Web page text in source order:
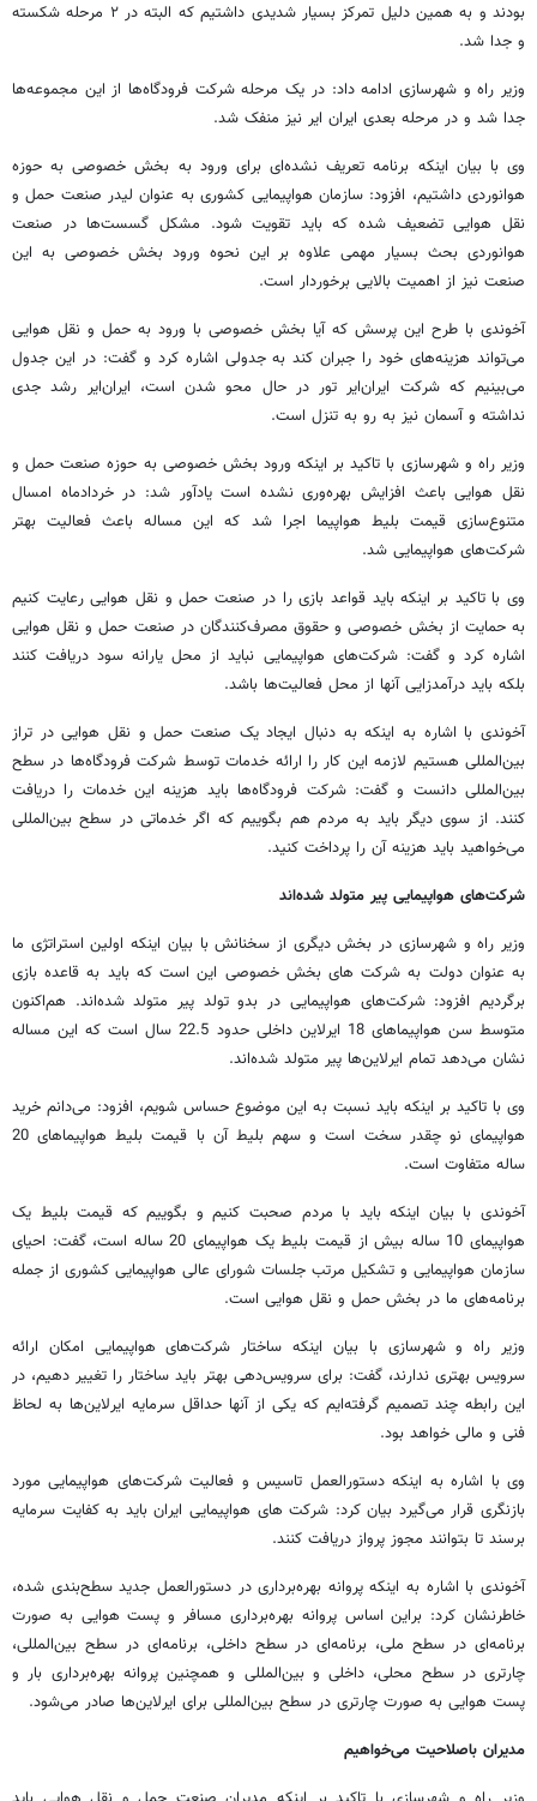
بودند و به همین دلیل تمرکز بسیار شدیدی داشتیم که البته در ۲ مرحله شکسته
و جدا شد.
وزیر راه و شهرسازی ادامه داد: در یک مرحله شرکت فرودگاه‌ها از این مجموعه‌ها
جدا شد و در مرحله بعدی ایران ایر نیز منفک شد.
وی با بیان اینکه برنامه تعریف نشده‌ای برای ورود به بخش خصوصی به حوزه
هوانوردی داشتیم، افزود: سازمان هواپیمایی کشوری به عنوان لیدر صنعت حمل و
نقل هوایی تضعیف شده که باید تقویت شود. مشکل گسست‌ها در صنعت
هوانوردی بحث بسیار مهمی علاوه بر این نحوه ورود بخش خصوصی به این
صنعت نیز از اهمیت بالایی برخوردار است.
آخوندی با طرح این پرسش که آیا بخش خصوصی با ورود به حمل و نقل هوایی
می‌تواند هزینه‌های خود را جبران کند به جدولی اشاره کرد و گفت: در این جدول
می‌بینیم که شرکت ایران‌ایر تور در حال محو شدن است، ایران‌ایر رشد جدی
نداشته و آسمان نیز به رو به تنزل است.
وزیر راه و شهرسازی با تاکید بر اینکه ورود بخش خصوصی به حوزه صنعت حمل و
نقل هوایی باعث افزایش بهره‌وری نشده است یادآور شد: در خردادماه امسال
متنوع‌سازی قیمت بلیط هواپیما اجرا شد که این مساله باعث فعالیت بهتر
شرکت‌های هواپیمایی شد.
وی با تاکید بر اینکه باید قواعد بازی را در صنعت حمل و نقل هوایی رعایت کنیم
به حمایت از بخش خصوصی و حقوق مصرف‌کنندگان در صنعت حمل و نقل هوایی
اشاره کرد و گفت: شرکت‌های هواپیمایی نباید از محل یارانه سود دریافت کنند
بلکه باید درآمدزایی آنها از محل فعالیت‌ها باشد.
آخوندی با اشاره به اینکه به دنبال ایجاد یک صنعت حمل و نقل هوایی در تراز
بین‌المللی هستیم لازمه این کار را ارائه خدمات توسط شرکت فرودگاه‌ها در سطح
بین‌المللی دانست و گفت: شرکت فرودگاه‌ها باید هزینه این خدمات را دریافت
کنند. از سوی دیگر باید به مردم هم بگوییم که اگر خدماتی در سطح بین‌المللی
می‌خواهید باید هزینه آن را پرداخت کنید.
شرکت‌های هواپیمایی پیر متولد شده‌اند
وزیر راه و شهرسازی در بخش دیگری از سخنانش با بیان اینکه اولین استراتژی ما
به عنوان دولت به شرکت های بخش خصوصی این است که باید به قاعده بازی
برگردیم افزود: شرکت‌های هواپیمایی در بدو تولد پیر متولد شده‌اند. هم‌اکنون
متوسط سن هواپیماهای 18 ایرلاین داخلی حدود 22.5 سال است که این مساله
نشان می‌دهد تمام ایرلاین‌ها پیر متولد شده‌اند.
وی با تاکید بر اینکه باید نسبت به این موضوع حساس شویم، افزود: می‌دانم خرید
هواپیمای نو چقدر سخت است و سهم بلیط آن با قیمت بلیط‌ هواپیماهای 20
ساله متفاوت است.
آخوندی با بیان اینکه باید با مردم صحبت کنیم و بگوییم که قیمت بلیط یک
هواپیمای 10 ساله بیش از قیمت بلیط یک هواپیمای 20 ساله است، گفت: احیای
سازمان هواپیمایی و تشکیل مرتب جلسات شورای عالی هواپیمایی کشوری از جمله
برنامه‌های ما در بخش حمل و نقل هوایی است.
وزیر راه و شهرسازی با بیان اینکه ساختار شرکت‌های هواپیمایی امکان ارائه
سرویس بهتری ندارند، گفت: برای سرویس‌دهی بهتر باید ساختار را تغییر دهیم، در
این رابطه چند تصمیم گرفته‌ایم که یکی از آنها حداقل سرمایه ایرلاین‌ها به لحاظ
فنی و مالی خواهد بود.
وی با اشاره به اینکه دستورالعمل تاسیس و فعالیت شرکت‌های هواپیمایی مورد
بازنگری قرار می‌گیرد بیان کرد: شرکت های هواپیمایی ایران باید به کفایت سرمایه
برسند تا بتوانند مجوز پرواز دریافت کنند.
آخوندی با اشاره به اینکه پروانه بهره‌برداری در دستورالعمل جدید سطح‌بندی شده،
خاطرنشان کرد: براین اساس پروانه بهره‌برداری مسافر و پست هوایی به صورت
برنامه‌ای در سطح ملی، برنامه‌ای در سطح داخلی، برنامه‌ای در سطح بین‌المللی،
چارتری در سطح محلی، داخلی و بین‌المللی و همچنین پروانه بهره‌برداری بار و
پست هوایی به صورت چارتری در سطح بین‌المللی برای ایرلاین‌ها صادر می‌شود.
مدیران باصلاحیت می‌خواهیم